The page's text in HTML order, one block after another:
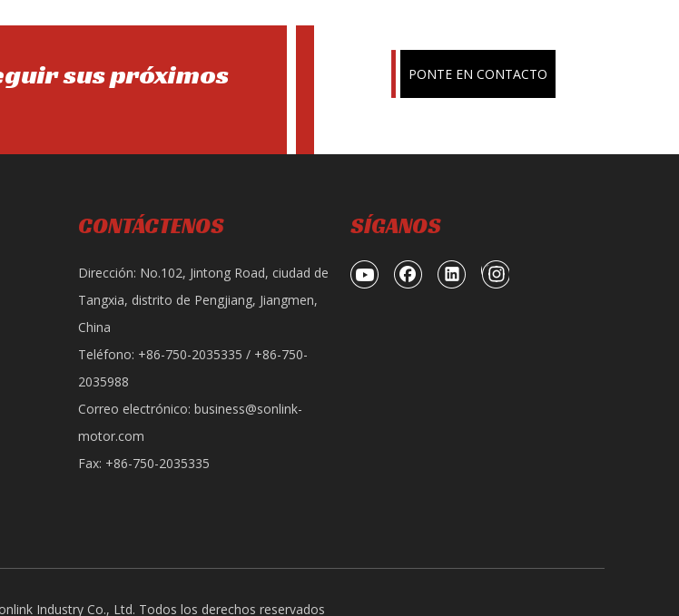
sus próximos
PONTE EN CONTACTO
CONTÁCTENOS
Dirección: No.102, Jintong Road, ciudad de
Tangxia, distrito de Pengjiang, Jiangmen,
China
Teléfono: +86-750-2035335 / +86-750-
2035988
Correo electrónico: business@sonlink-
motor.com
Fax: +86-750-2035335
SÍGANOS
Industry Co., Ltd. Todos los derechos reservados